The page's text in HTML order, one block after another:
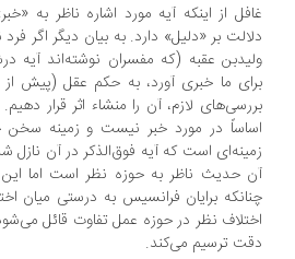
از اینکه آیه مورد اشاره ناظر به «خبر»
بر «دلیل» دارد. به بیان دیگر اگر فرد
عقبه (که مفسران نوشته‌اند آیه درشان
ما خبری آورد، به حکم عقل (پیش از حکم
لازم، آن را منشاء اثر قرار دهیم. اما
در مورد خبر نیست و زمینه سخن حضرت
است که آیه فوق‌الذکر در آن نازل شده
حدیث ناظر به حوزه نظر است اما این آیه
برایان فرانسیس به درستی میان اختلاف
نظر در حوزه عمل تفاوت قائل می‌شود و
ترسیم می‌کند.